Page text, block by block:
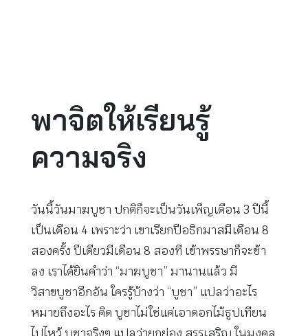
พาจิตให้เรียนรู้
ความจริง
วันนี้วันมาฆบูชา ปกติก็จะเป็นวันเพ็ญเดือน 3 ปีนี้
เป็นเดือน 4 เพราะว่า เขาเรียกปีอธิกมาสมีเดือน 8
สองครั้ง ปีเดียวมีเดือน 8 สองที เข้าพรรษาก็จะช้า
ลง เราได้ยินคำว่า “มาฆบูชา” มานานแล้ว มี
วิสาขบูชาอีกอัน ใครรู้บ้างว่า “บูชา” แปลว่าอะไร
หมายถึงอะไร คิด บูชาไม่ใช่แค่เอาดอกไม้ธูปเทียน
ไปไหว้ บูชาจริงๆ แปลว่ายกย่อง สรรเสริญ ในมงคล